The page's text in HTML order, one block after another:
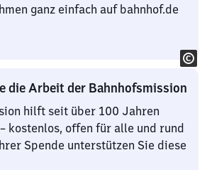
ganz einfach auf bahnhof.de
die Arbeit der Bahnhofsmission
hilft seit über 100 Jahren
kostenlos, offen für alle und rund
Spende unterstützen Sie diese